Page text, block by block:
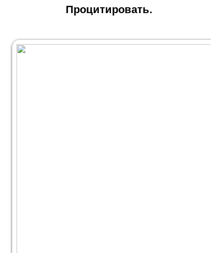
Процитировать.